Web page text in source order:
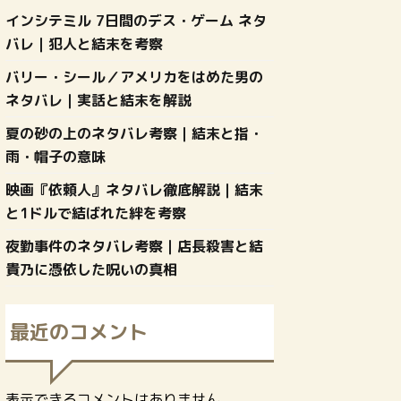
インシテミル 7日間のデス・ゲーム ネタ
バレ｜犯人と結末を考察
バリー・シール／アメリカをはめた男の
ネタバレ｜実話と結末を解説
夏の砂の上のネタバレ考察｜結末と指・
雨・帽子の意味
映画『依頼人』ネタバレ徹底解説｜結末
と1ドルで結ばれた絆を考察
夜勤事件のネタバレ考察｜店長殺害と結
貴乃に憑依した呪いの真相
最近のコメント